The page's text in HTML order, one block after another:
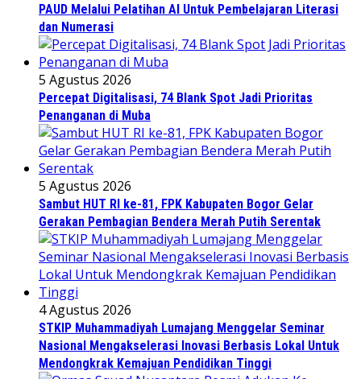
PAUD Melalui Pelatihan AI Untuk Pembelajaran Literasi
dan Numerasi
5 Agustus 2026
Percepat Digitalisasi, 74 Blank Spot Jadi Prioritas
Penanganan di Muba
5 Agustus 2026
Sambut HUT RI ke-81, FPK Kabupaten Bogor Gelar
Gerakan Pembagian Bendera Merah Putih Serentak
4 Agustus 2026
STKIP Muhammadiyah Lumajang Menggelar Seminar
Nasional Mengakselerasi Inovasi Berbasis Lokal Untuk
Mendongkrak Kemajuan Pendidikan Tinggi